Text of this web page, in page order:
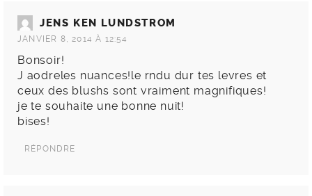
JENS KEN LUNDSTROM
JANVIER 8, 2014 À 12:54
Bonsoir!
J aodreles nuances!le rndu dur tes levres et
ceux des blushs sont vraiment magnifiques!
je te souhaite une bonne nuit!
bises!
RÉPONDRE